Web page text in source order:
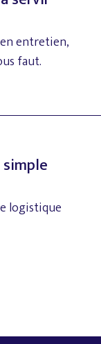
enentretien,
faut.
simple
logistique